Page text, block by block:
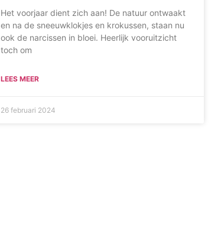
Het voorjaar dient zich aan! De natuur ontwaakt
en na de sneeuwklokjes en krokussen, staan nu
ook de narcissen in bloei. Heerlijk vooruitzicht
toch om
LEES MEER
26 februari 2024